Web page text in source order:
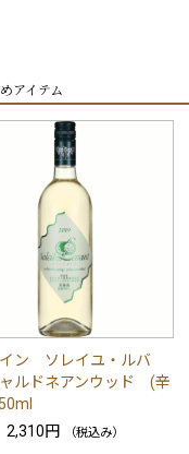
アイテム
ン ソレイユ・ルバ
ルドネアンウッド (辛
2,310円
（税込み）